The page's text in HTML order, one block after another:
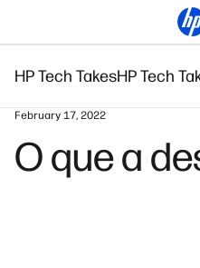
HP Tech TakesHP Tech
February 17, 2022
O que a